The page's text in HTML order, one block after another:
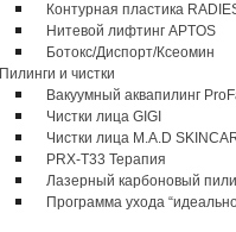
Контурная пластика
Нитевой лифтинг APTOS
Ботокс/Диспорт/Ксеомин
Пилинги и чистки
Вакуумный аквапилинг
Чистки лица GIGI
Чистки лица M.A.D
PRX-T33 Терапия
Лазерный карбоновый
Программа ухода